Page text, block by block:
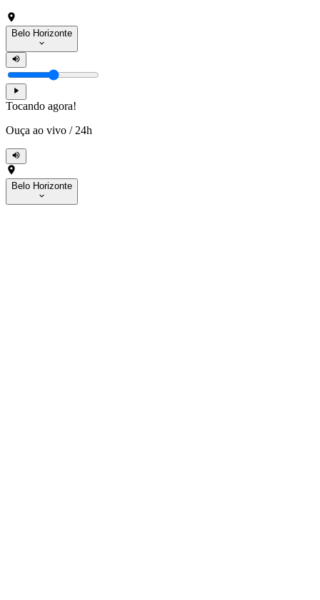
Belo Horizonte
Tocando agora!
Ouça ao vivo / 24h
Belo Horizonte